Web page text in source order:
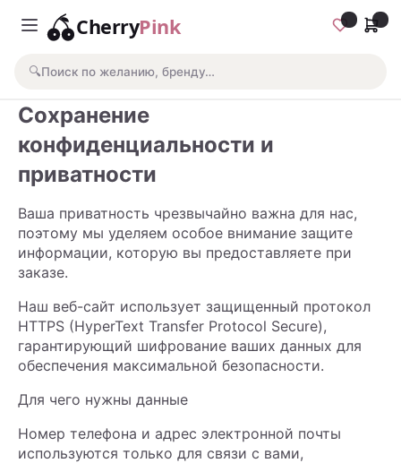
CherryPink
🔍Поиск по желанию, бренду…
Сохранение
конфиденциальности и
приватности
Ваша приватность чрезвычайно важна для нас,
поэтому мы уделяем особое внимание защите
информации, которую вы предоставляете при
заказе.
Наш веб-сайт использует защищенный протокол
HTTPS (HyperText Transfer Protocol Secure),
гарантирующий шифрование ваших данных для
обеспечения максимальной безопасности.
Для чего нужны данные
Номер телефона и адрес электронной почты
используются только для связи с вами,